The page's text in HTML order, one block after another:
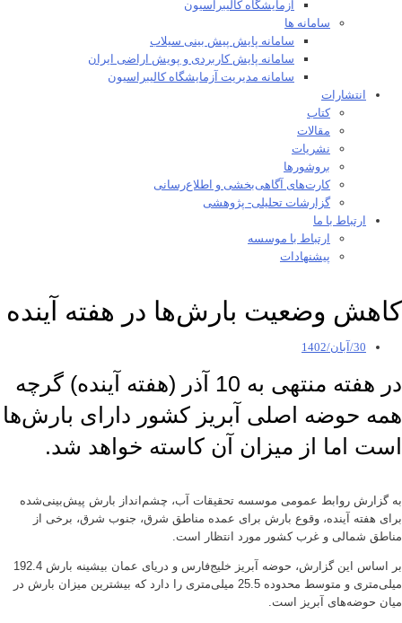
آزمایشگاه کالیبراسیون
سامانه ها
سامانه پایش پیش بینی سیلاب
سامانه پایش کاربردی و پویش اراضی ایران
سامانه مدیریت آزمایشگاه کالیبراسیون
انتشارات
کتاب
مقالات
نشریات
بروشورها
کارت‌های آگاهی‌بخشی و اطلاع‌رسانی
گزارشات تحلیلی- پژوهشی
ارتباط با ما
ارتباط با موسسه
پیشنهادات
کاهش وضعیت بارش‌ها در هفته آینده
30/آبان/1402
در هفته منتهی به 10 آذر (هفته آینده) گرچه
همه حوضه اصلی آبریز کشور دارای بارش‌ها
است اما از میزان آن کاسته خواهد شد.
به گزارش روابط عمومی موسسه تحقیقات آب، چشم‌انداز بارش پیش‌بینی‌شده
برای هفته آینده، وقوع بارش برای عمده مناطق شرق، جنوب شرق، برخی از
مناطق شمالی و غرب کشور مورد انتظار است.
بر اساس این گزارش، حوضه آبریز خلیج‌فارس و دریای عمان بیشینه بارش 192.4
میلی‌متری و متوسط محدوده 25.5 میلی‌متری را دارد که بیشترین میزان بارش در
میان حوضه‌های آبریز است.